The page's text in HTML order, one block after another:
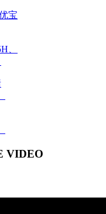
、
VIDEO